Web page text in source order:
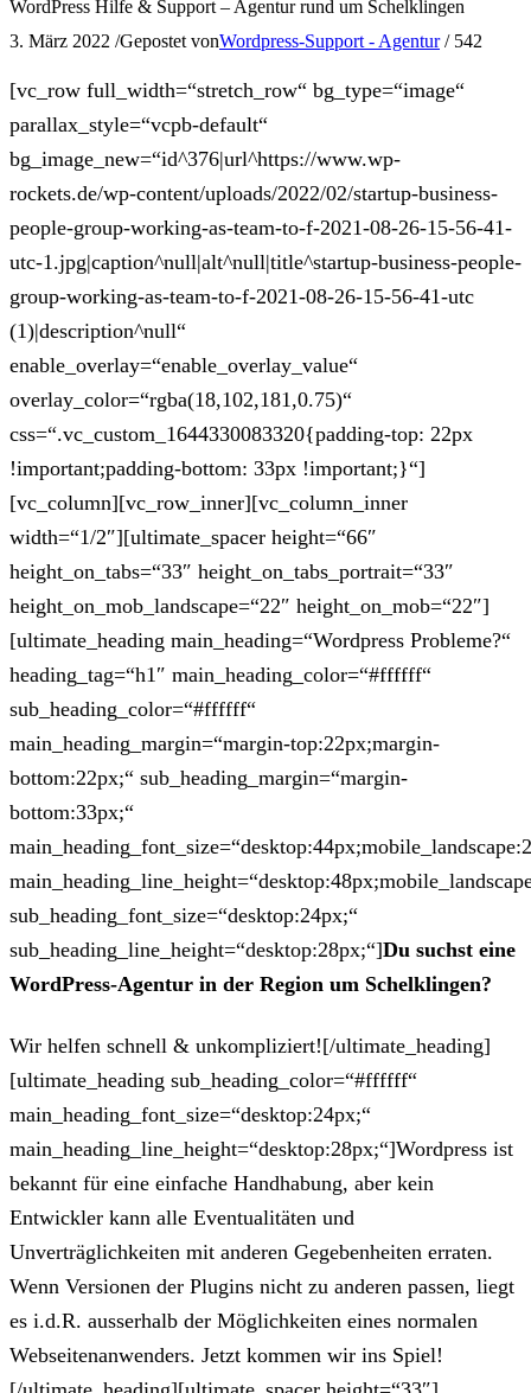
WordPress Hilfe & Support – Agentur rund um Schelklingen
3. März 2022 /Gepostet vonWordpress-Support - Agentur / 542
[vc_row full_width=“stretch_row“ bg_type=“image“
parallax_style=“vcpb-default“
bg_image_new=“id^376|url^https://www.wp-
rockets.de/wp-content/uploads/2022/02/startup-business-
people-group-working-as-team-to-f-2021-08-26-15-56-41-
utc-1.jpg|caption^null|alt^null|title^startup-business-people-
group-working-as-team-to-f-2021-08-26-15-56-41-utc
(1)|description^null“
enable_overlay=“enable_overlay_value“
overlay_color=“rgba(18,102,181,0.75)“
css=“.vc_custom_1644330083320{padding-top: 22px
!important;padding-bottom: 33px !important;}“]
[vc_column][vc_row_inner][vc_column_inner
width=“1/2″][ultimate_spacer height=“66″
height_on_tabs=“33″ height_on_tabs_portrait=“33″
height_on_mob_landscape=“22″ height_on_mob=“22″]
[ultimate_heading main_heading=“Wordpress Probleme?“
heading_tag=“h1″ main_heading_color=“#ffffff“
sub_heading_color=“#ffffff“
main_heading_margin=“margin-top:22px;margin-
bottom:22px;“ sub_heading_margin=“margin-
bottom:33px;“
sub_heading_font_size=“desktop:24px;“
sub_heading_line_height=“desktop:28px;“]Du suchst eine
WordPress-Agentur in der Region um Schelklingen?
Wir helfen schnell & unkompliziert![/ultimate_heading]
[ultimate_heading sub_heading_color=“#ffffff“
main_heading_font_size=“desktop:24px;“
main_heading_line_height=“desktop:28px;“]Wordpress ist
bekannt für eine einfache Handhabung, aber kein
Entwickler kann alle Eventualitäten und
Unverträglichkeiten mit anderen Gegebenheiten erraten.
Wenn Versionen der Plugins nicht zu anderen passen, liegt
es i.d.R. ausserhalb der Möglichkeiten eines normalen
Webseitenanwenders. Jetzt kommen wir ins Spiel!